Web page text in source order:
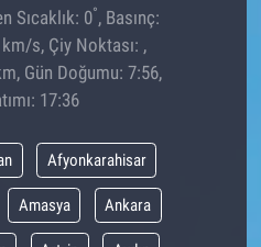
Sıcaklık: 0°, Basınç:
s, Çiy Noktası: ,
Gün Doğumu: 7:56,
17:36
Afyonkarahisar
Amasya Ankara